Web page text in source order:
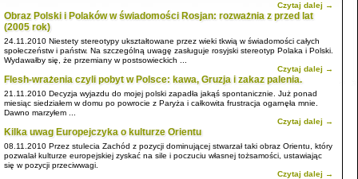
Czytaj dalej →
Obraz Polski i Polaków w świadomości Rosjan: rozważnia z przed lat
(2005 rok)
24.11.2010 Niestety stereotypy ukształtowane przez wieki tkwią w świadomości całych
społeczeństw i państw. Na szczególną uwagę zasługuje rosyjski stereotyp Polaka i Polski.
Wydawałby się, że przemiany w postsowieckich ...
Czytaj dalej →
Flesh-wrażenia czyli pobyt w Polsce: kawa, Gruzja i zakaz palenia.
21.11.2010 Decyzja wyjazdu do mojej polski zapadła jakąś spontanicznie. Już ponad
miesiąc siedziałem w domu po powrocie z Paryża i całkowita frustracja ogarnęła mnie.
Dawno marzyłem ...
Czytaj dalej →
Kilka uwag Europejczyka o kulturze Orientu
08.11.2010 Przez stulecia Zachód z pozycji dominującej stwarzał taki obraz Orientu, który
pozwalał kulturze europejskiej zyskać na sile i poczuciu własnej tożsamości, ustawiając
się w pozycji przeciwwagi.
Czytaj dalej →